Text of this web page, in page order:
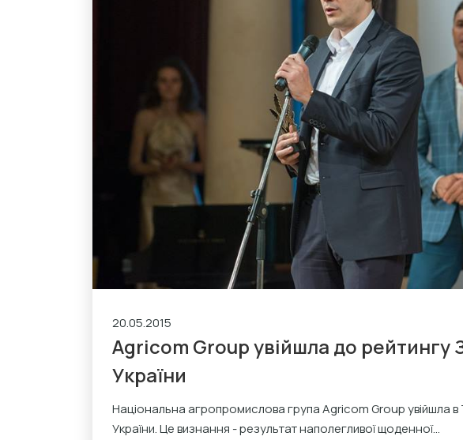
20.05.2015
Agricom Group увійшла до рейтингу
України
Національна агропромислова група Agricom Group увійшла в
України. Це визнання - результат наполегливої щоденної...